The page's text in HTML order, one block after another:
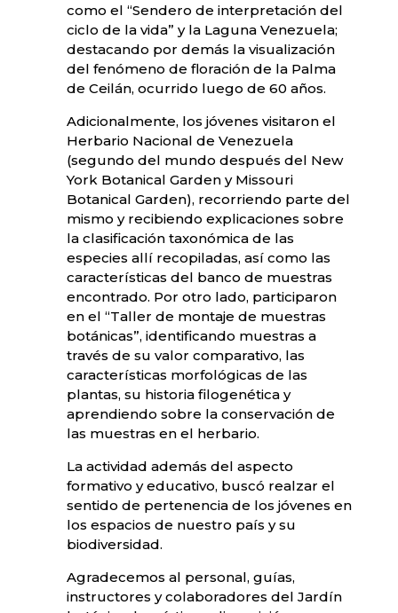
como el “Sendero de interpretación del
ciclo de la vida” y la Laguna Venezuela;
destacando por demás la visualización
del fenómeno de floración de la Palma
de Ceilán, ocurrido luego de 60 años.
Adicionalmente, los jóvenes visitaron el
Herbario Nacional de Venezuela
(segundo del mundo después del New
York Botanical Garden y Missouri
Botanical Garden), recorriendo parte del
mismo y recibiendo explicaciones sobre
la clasificación taxonómica de las
especies allí recopiladas, así como las
características del banco de muestras
encontrado. Por otro lado, participaron
en el “Taller de montaje de muestras
botánicas”, identificando muestras a
través de su valor comparativo, las
características morfológicas de las
plantas, su historia filogenética y
aprendiendo sobre la conservación de
las muestras en el herbario.
La actividad además del aspecto
formativo y educativo, buscó realzar el
sentido de pertenencia de los jóvenes en
los espacios de nuestro país y su
biodiversidad.
Agradecemos al personal, guías,
instructores y colaboradores del Jardín